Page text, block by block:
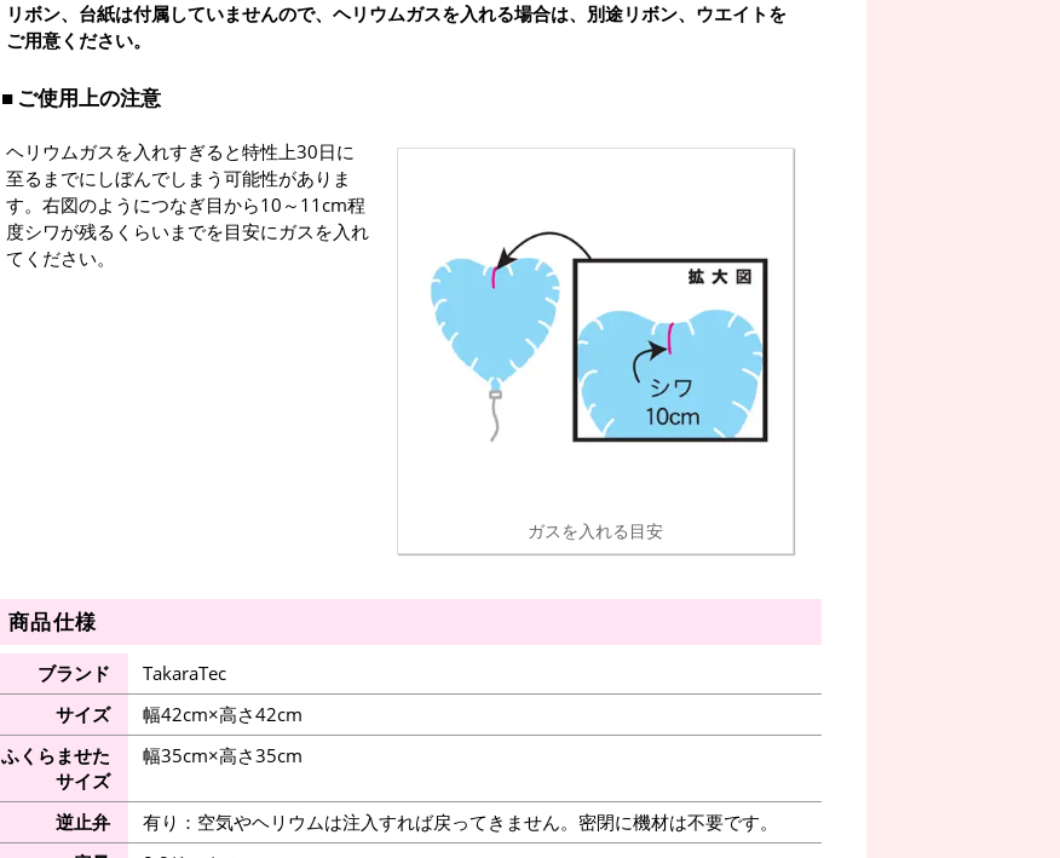
リボン、台紙は付属していませんので、ヘリウムガスを入れる場合は、別途リボン、ウエイトを
ご用意ください。
ご使用上の注意
ガスを入れる目安
ヘリウムガスを入れすぎると特性上30日に
至るまでにしぼんでしまう可能性がありま
す。右図のようにつなぎ目から10～11cm程
度シワが残るくらいまでを目安にガスを入れ
てください。
商品仕様
ブランド
TakaraTec
サイズ
幅42cm×高さ42cm
ふくらませた
サイズ
幅35cm×高さ35cm
逆止弁
有り：空気やヘリウムは注入すれば戻ってきません。密閉に機材は不要です。